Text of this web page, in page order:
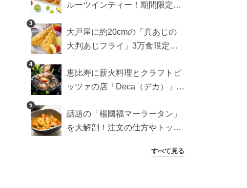
ルーツインティー！期間限定キ
3
大戸屋に約20cmの「真あじの
大判あじフライ」3万食限定で
メニュー
4
恵比寿に薪火料理とクラフトピ
ッツァの店「Deca（デカ）」が
ストラン
5
話題の「楊國福マーラータン」
を大解剖！注文の仕方やトッピ
すべて見る